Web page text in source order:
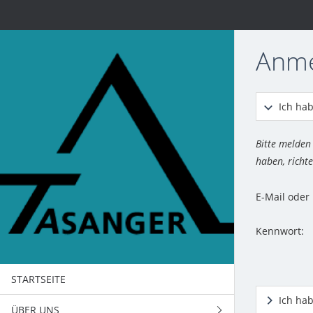
STARTSEITE
ÜBER UNS
Ich
Bitte
haben,
E-Mail
Kennwort:
Ich